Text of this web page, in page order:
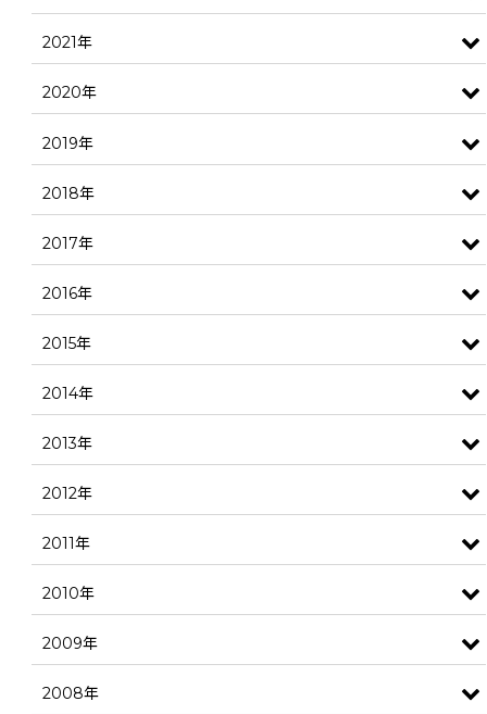
2021年
2020年
2019年
2018年
2017年
2016年
2015年
2014年
2013年
2012年
2011年
2010年
2009年
2008年